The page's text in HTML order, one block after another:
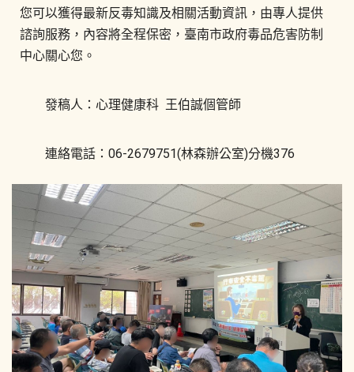
您可以獲得最新反毒知識及相關活動資訊，由專人提供
諮詢服務，內容將全程保密，臺南市政府毒品危害防制
中心關心您。
發稿人：心理健康科 王伯誠個管師
連絡電話：06-2679751(林森辦公室)分機376